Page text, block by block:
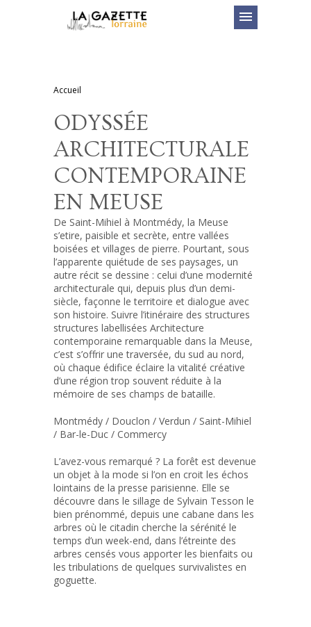
menu
Accueil
ODYSSÉE
ARCHITECTURALE
CONTEMPORAINE
EN MEUSE
De Saint-Mihiel à Montmédy, la Meuse
s’etire, paisible et secrète, entre vallées
boisées et villages de pierre. Pourtant, sous
l’apparente quiétude de ses paysages, un
autre récit se dessine : celui d’une modernité
architecturale qui, depuis plus d’un demi-
siècle, façonne le territoire et dialogue avec
son histoire. Suivre l’itinéraire des structures
structures labellisées Architecture
contemporaine remarquable dans la Meuse,
c’est s’offrir une traversée, du sud au nord,
où chaque édifice éclaire la vitalité créative
d’une région trop souvent réduite à la
mémoire de ses champs de bataille.
Montmédy / Douclon / Verdun / Saint-Mihiel
/ Bar-le-Duc / Commercy
L’avez-vous remarqué ? La forêt est devenue
un objet à la mode si l’on en croit les échos
lointains de la presse parisienne. Elle se
découvre dans le sillage de Sylvain Tesson le
bien prénommé, depuis une cabane dans les
arbres où le citadin cherche la sérénité le
temps d’un week-end, dans l’étreinte des
arbres censés vous apporter les bienfaits ou
les tribulations de quelques survivalistes en
goguette.